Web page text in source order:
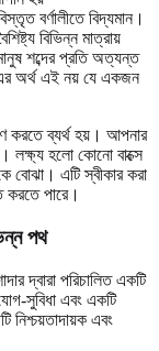
বর্ণালীতে বিদ্যমান।
বিভিন্ন মাত্রায়
শব্দের প্রতি অত্যন্ত
অর্থ এই নয় যে একজন
করতে ব্যর্থ হয়। আপনার
লক্ষ্য হলো কোনো বাক্সে
বোঝা। এটি স্বীকার করা
পারে।
পথ
দ্বারা পরিচালিত একটি
সুবিধা এবং একটি
নিশ্চয়তাদায়ক এবং